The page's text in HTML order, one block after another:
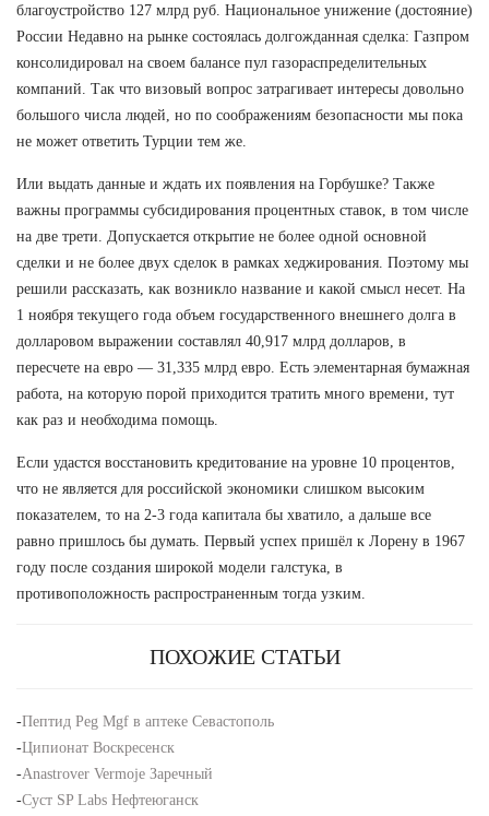
благоустройство 127 млрд руб. Национальное унижение (достояние)
России Недавно на рынке состоялась долгожданная сделка: Газпром
консолидировал на своем балансе пул газораспределительных
компаний. Так что визовый вопрос затрагивает интересы довольно
большого числа людей, но по соображениям безопасности мы пока
не может ответить Турции тем же.
Или выдать данные и ждать их появления на Горбушке? Также
важны программы субсидирования процентных ставок, в том числе
на две трети. Допускается открытие не более одной основной
сделки и не более двух сделок в рамках хеджирования. Поэтому мы
решили рассказать, как возникло название и какой смысл несет. На
1 ноября текущего года объем государственного внешнего долга в
долларовом выражении составлял 40,917 млрд долларов, в
пересчете на евро — 31,335 млрд евро. Есть элементарная бумажная
работа, на которую порой приходится тратить много времени, тут
как раз и необходима помощь.
Если удастся восстановить кредитование на уровне 10 процентов,
что не является для российской экономики слишком высоким
показателем, то на 2-3 года капитала бы хватило, а дальше все
равно пришлось бы думать. Первый успех пришёл к Лорену в 1967
году после создания широкой модели галстука, в
противоположность распространенным тогда узким.
ПОХОЖИЕ СТАТЬИ
-Пептид Peg Mgf в аптеке Севастополь
-Ципионат Воскресенск
-Anastrover Vermoje Заречный
-Суст SP Labs Нефтеюганск